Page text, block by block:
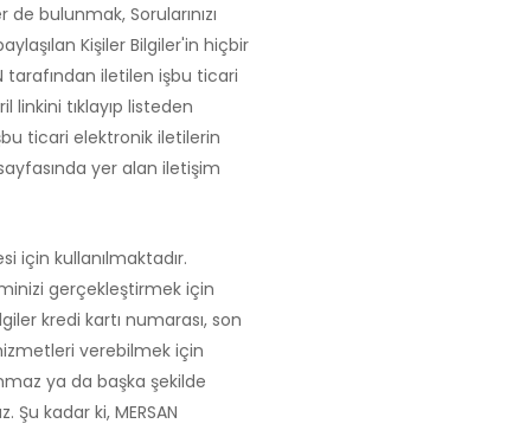
bulunmak, Sorularınızı
Kişiler Bilgiler'in hiçbir
tarafından iletilen işbu ticari
tıklayıp listeden
ticari elektronik iletilerin
yer alan iletişim
için kullanılmaktadır.
gerçekleştirmek için
kredi kartı numarası, son
verebilmek için
ya da başka şekilde
kadar ki, MERSAN